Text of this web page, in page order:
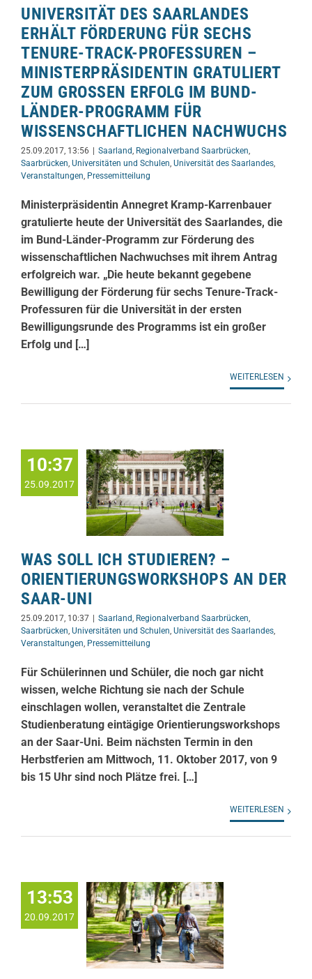
UNIVERSITÄT DES SAARLANDES
ERHÄLT FÖRDERUNG FÜR SECHS
TENURE-TRACK-PROFESSUREN –
MINISTERPRÄSIDENTIN GRATULIERT
ZUM GROSSEN ERFOLG IM BUND-L
ÄNDER-PROGRAMM FÜR W
ISSENSCHAFTLICHEN NACHWUCHS
25.09.2017, 13:56 | Saarland Regionalverband Saarbrücken
Saarbrücken Universitäten und Schulen Universität des Saarlandes
Veranstaltungen Pressemitteilung
Ministerpräsidentin Annegret Kramp-Karrenbauer
gratulierte heute der Universität des Saarlandes, die
im Bund-Länder-Programm zur Förderung des
wissenschaftlichen Nachwuchses mit ihrem Antrag
erfolgreich war. „Die heute bekannt gegebene
Bewilligung der Förderung für sechs Tenure-Track-
Professuren für die Universität in der ersten
Bewilligungsrunde des Programms ist ein großer
Erfolg und […]
WEITERLESEN
10:37
25.09.2017
WAS SOLL ICH STUDIEREN? –
ORIENTIERUNGSWORKSHOPS AN DER
SAAR-UNI
25.09.2017, 10:37 Saarland, Regionalverband Saarbrücken,
Saarbrücken, Universitäten und Schulen, Universität des Saarlandes,
Veranstaltungen, Pressemitteilung
Für Schülerinnen und Schüler, die noch gar nicht
wissen, welche Richtung sie nach der Schule
einschlagen wollen, veranstaltet die Zentrale
Studienberatung eintägige Orientierungsworkshops
an der Saar-Uni. Beim nächsten Termin in den
Herbstferien am Mittwoch, 11. Oktober 2017, von 9
bis 15 Uhr sind noch Plätze frei. […]
WEITERLESEN
13:53
20.09.2017